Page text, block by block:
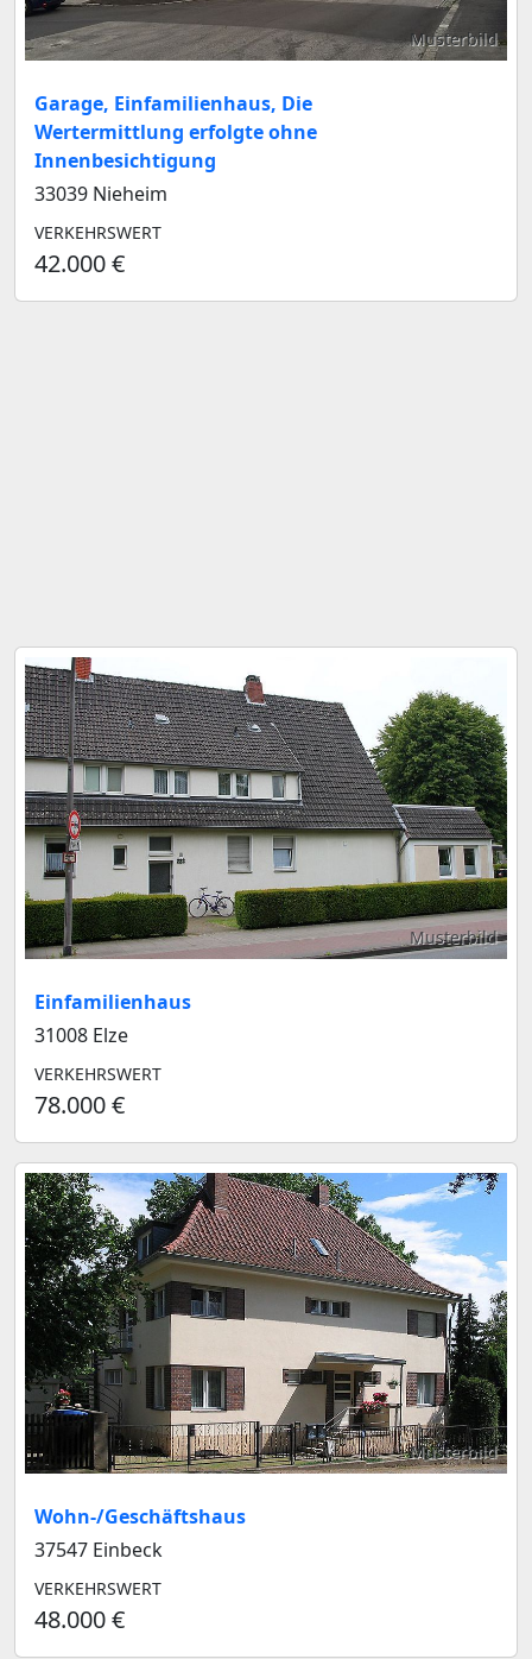
Musterbild
Garage, Einfamilienhaus, Die
Wertermittlung erfolgte ohne
Innenbesichtigung
33039 Nieheim
VERKEHRSWERT
42.000 €
Musterbild
Einfamilienhaus
31008 Elze
VERKEHRSWERT
78.000 €
Musterbild
Wohn-/Geschäftshaus
37547 Einbeck
VERKEHRSWERT
48.000 €